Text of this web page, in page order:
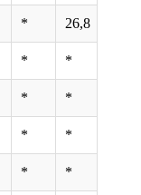
* 26,8
* *
* *
* *
* *